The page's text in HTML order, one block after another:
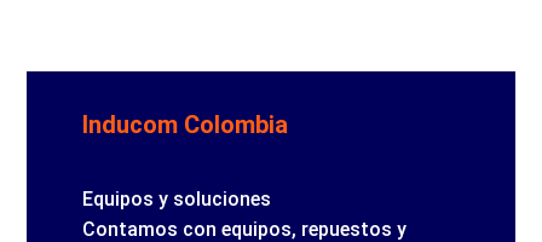
Inducom Colombia
Equipos y soluciones
Contamos con equipos, repuestos y